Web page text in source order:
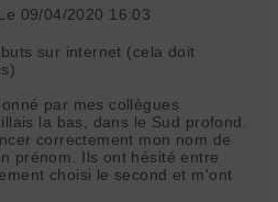
09/04/2020 16:03
sur internet (cela doit
par mes collègues
la bas, dans le Sud profond.
correctement mon nom de
prénom. Ils ont hésité entre
choisi le second et m'ont